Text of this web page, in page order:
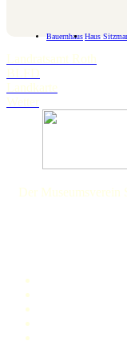
BauernhausHaus
Landratsamt Roth
BLFD
Landkarte
Wetter
Der Museumsverein